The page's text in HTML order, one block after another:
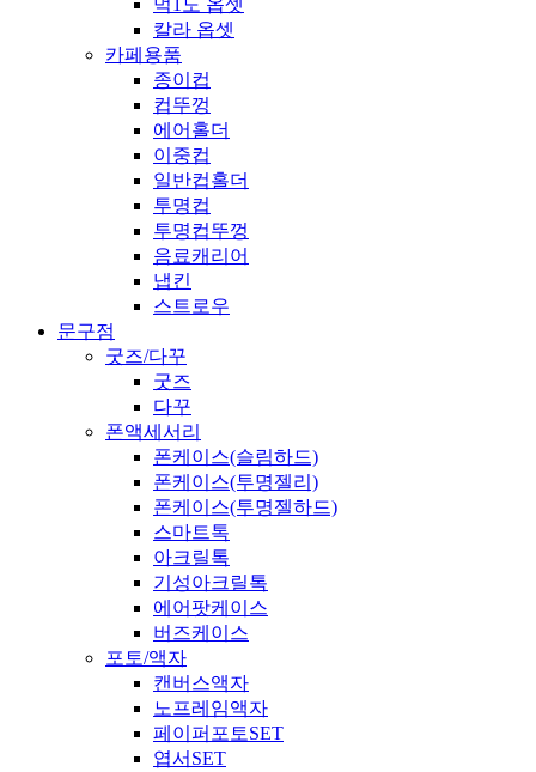
먹1도 옵셋
칼라 옵셋
카페용품
종이컵
컵뚜껑
에어홀더
이중컵
일반컵홀더
투명컵
투명컵뚜껑
음료캐리어
냅킨
스트로우
문구점
굿즈/다꾸
굿즈
다꾸
폰액세서리
폰케이스(슬림하드)
폰케이스(투명젤리)
폰케이스(투명젤하드)
스마트톡
아크릴톡
기성아크릴톡
에어팟케이스
버즈케이스
포토/액자
캔버스액자
노프레임액자
페이퍼포토SET
엽서SET